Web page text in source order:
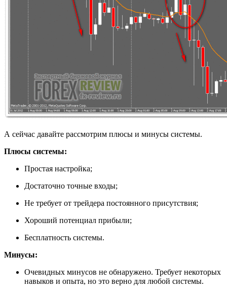
А сейчас давайте рассмотрим плюсы и минусы системы.
Плюсы системы:
Простая настройка;
Достаточно точные входы;
Не требует от трейдера постоянного присутствия;
Хороший потенциал прибыли;
Бесплатность системы.
Минусы:
Очевидных минусов не обнаружено. Требует некоторых
навыков и опыта, но это верно для любой системы.